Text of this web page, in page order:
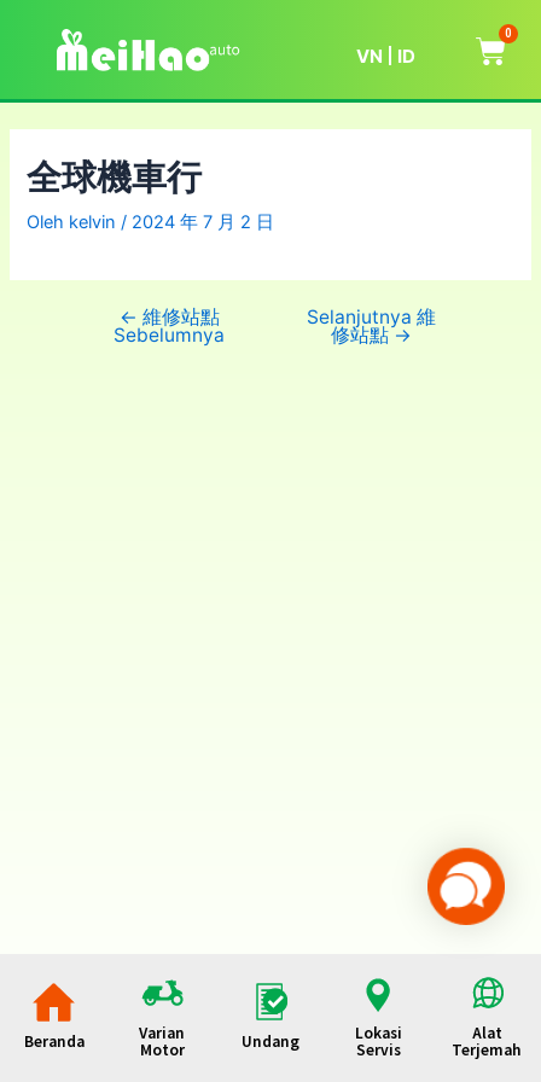
VN ID
0
全球機車行
Oleh kelvin/ 2024 年 7 月 2 日
← 維修站點
Sebelumnya
Selanjutnya 維
修站點→
Beranda
Varian
Motor
Undang
Lokasi
Servis
Alat
Terjemah